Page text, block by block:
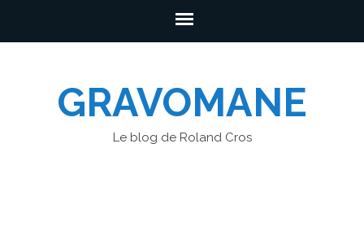
GRAVOMANE
Le blog de Roland Cros